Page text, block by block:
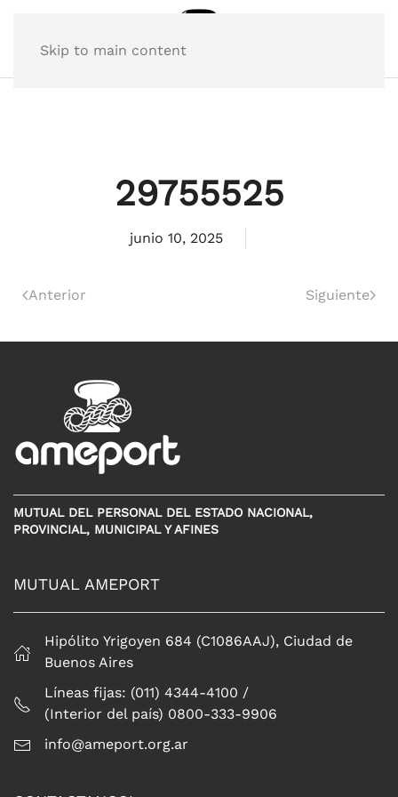
Skip to main content
29755525
junio 10, 2025
Anterior Siguiente
MUTUAL DEL PERSONAL DEL ESTADO NACIONAL,
PROVINCIAL, MUNICIPAL Y AFINES
MUTUAL AMEPORT
Hipólito Yrigoyen 684 (C1086AAJ), Ciudad de
Buenos Aires
Líneas fijas: (011) 4344-4100 /
(Interior del país) 0800-333-9906
info@ameport.org.ar